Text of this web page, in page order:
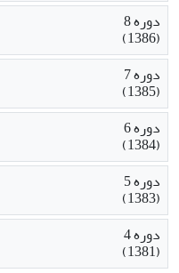
دوره 8
(1386)
دوره 7
(1385)
دوره 6
(1384)
دوره 5
(1383)
دوره 4
(1381)